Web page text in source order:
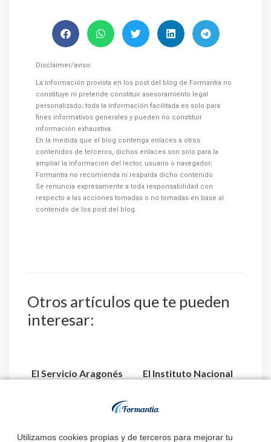
Utilizamos cookies propias y de terceros para mejorar tu
Disclaimer/aviso:
La información provista en los post del blog de Formantia no
constituye ni pretende constituir asesoramiento legal
personalizado; toda la información facilitada es solo para
fines informativos generales y pueden no constituir
información exhaustiva.
En la medida que el blog contenga enlaces a otros
contenidos de terceros, dichos enlaces son solo para la
ampliar la información del lector, usuario o navegador;
Formantia no recomienda ni respalda dicho contenido.
Se renuncia expresamente a toda responsabilidad con
respecto a las acciones tomadas o no tomadas en base al
contenido de los post del blog.
Otros artículos que te pueden
interesar:
El Servicio Aragonés
El Instituto Nacional